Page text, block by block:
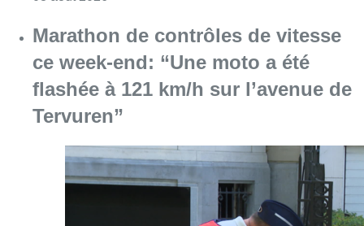
Marathon de contrôles de vitesse
ce week-end: “Une moto a été
flashée à 121 km/h sur l’avenue de
Tervuren”